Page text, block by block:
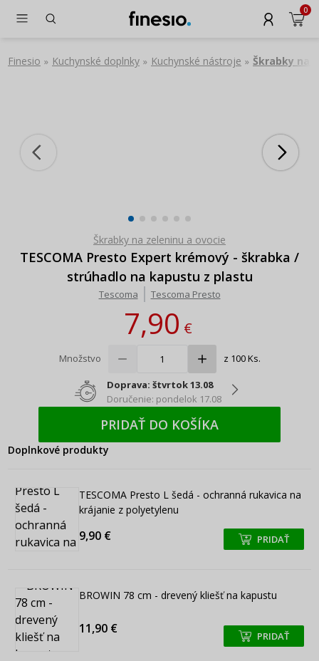
0
Finesio » Kuchynské doplnky » Kuchynské nástroje » Škrabky na
Škrabky na zeleninu a ovocie
TESCOMA Presto Expert krémový - škrabka /
strúhadlo na kapustu z plastu
Tescoma Tescoma Presto
7,90€
Množstvo z 100 Ks.
Doprava: štvrtok 13.08
Doručenie: pondelok 17.08
PRIDAŤ DO KOŠÍKA
Doplnkové produkty
TESCOMA Presto L šedá - ochranná rukavica na
krájanie z polyetylenu
9,90 € +
+ PRIDAŤ
BROWIN 78 cm - drevený kliešť na kapustu
11,90 € +
+ PRIDAŤ